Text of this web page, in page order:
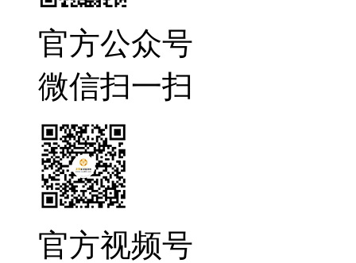
官方公众号
微信扫一扫
官方视频号